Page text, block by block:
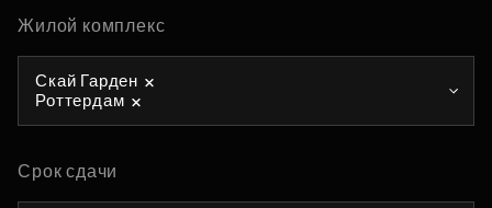
Жилой комплекс
Скай Гарден
Роттердам
Срок сдачи